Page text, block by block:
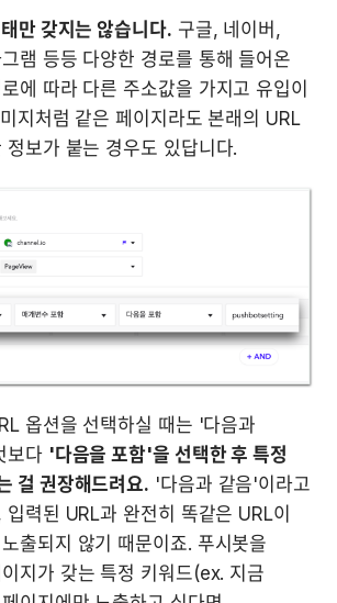
만 갖지는 않습니다. 구글, 네이버,
램 등등 다양한 경로를 통해 들어온
에 따라 다른 주소값을 가지고 유입이
지처럼 같은 페이지라도 본래의 URL
정보가 붙는 경우도 있답니다.
옵션을 선택하실 때는 '다음과
보다 '다음을 포함'을 선택한 후 특정
걸 권장해드려요. '다음과 같음'이라고
력된 URL과 완전히 똑같은 URL이
출되지 않기 때문이죠. 푸시봇을
지가 갖는 특정 키워드(ex. 지금